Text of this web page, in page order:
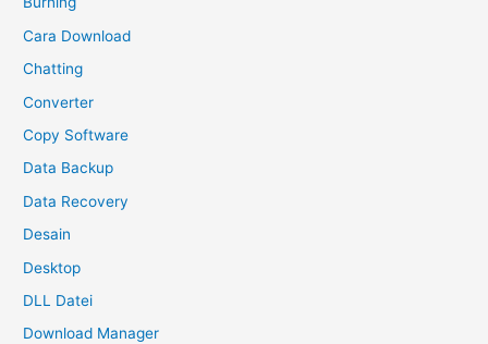
Cara Download
Chatting
Converter
Copy Software
Data Backup
Data Recovery
Desain
Desktop
DLL Datei
Download Manager